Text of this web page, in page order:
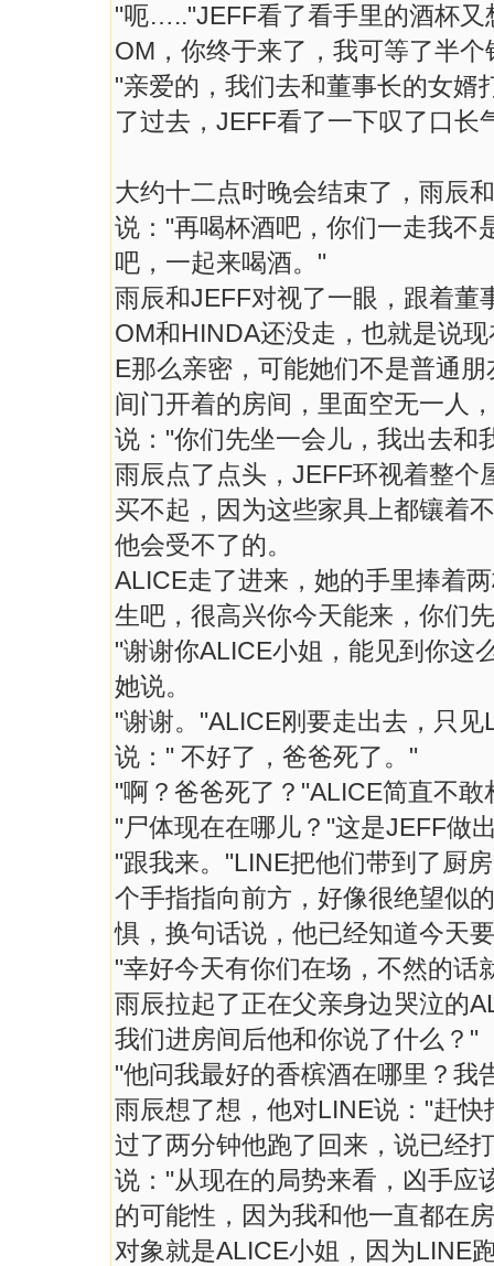
"呃….."JEFF看了看手里的酒杯又
OM，你终于来了，我可等了半个
"亲爱的，我们去和董事长的女婿
了过去，JEFF看了一下叹了口长
大约十二点时晚会结束了，雨辰
说："再喝杯酒吧，你们一走我不
吧，一起来喝酒。"
雨辰和JEFF对视了一眼，跟着董
OM和HINDA还没走，也就是说
E那么亲密，可能她们不是普通
间门开着的房间，里面空无一人
说："你们先坐一会儿，我出去和
雨辰点了点头，JEFF环视着整个
买不起，因为这些家具上都镶着
他会受不了的。
ALICE走了进来，她的手里捧着
生吧，很高兴你今天能来，你们
"谢谢你ALICE小姐，能见到你这
她说。
"谢谢。"ALICE刚要走出去，只
说：" 不好了，爸爸死了。"
"啊？爸爸死了？"ALICE简直不敢
"尸体现在在哪儿？"这是JEFF做
"跟我来。"LINE把他们带到了厨
个手指指向前方，好像很绝望似
惧，换句话说，他已经知道今天
"幸好今天有你们在场，不然的话
雨辰拉起了正在父亲身边哭泣的
我们进房间后他和你说了什么？"
"他问我最好的香槟酒在哪里？我
雨辰想了想，他对LINE说："赶快
过了两分钟他跑了回来，说已经
说："从现在的局势来看，凶手应
的可能性，因为我和他一直都在
对象就是ALICE小姐，因为LINE